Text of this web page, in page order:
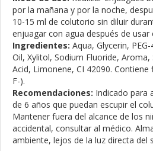
por la mañana y por la noche,
10-15 ml de colutorio sin diluir
enjuagar con agua después de
Ingredientes: Aqua, Glycerin,
Oil, Xylitol, Sodium Fluoride,
Acid, Limonene, CI 42090.
F-).
Recomendaciones: Indicado para
de 6 años que puedan escupir el
Mantener fuera del alcance de los
accidental, consultar al médico.
ambiente, lejos de la luz directa del